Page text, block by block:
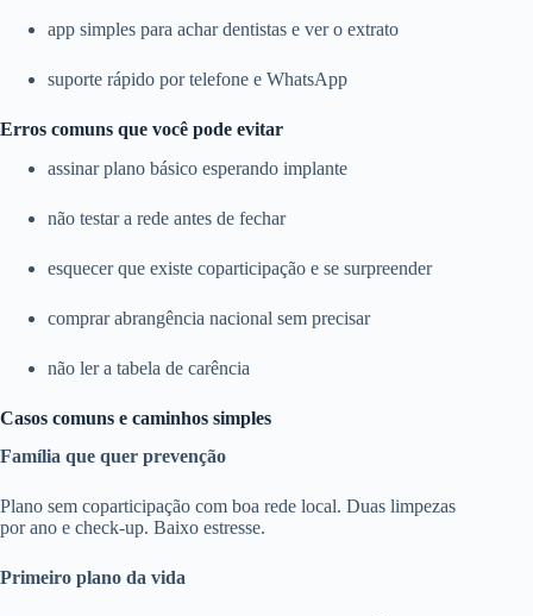
app simples para achar dentistas e ver o extrato
suporte rápido por telefone e WhatsApp
Erros comuns que você pode evitar
assinar plano básico esperando implante
não testar a rede antes de fechar
esquecer que existe coparticipação e se surpreender
comprar abrangência nacional sem precisar
não ler a tabela de carência
Casos comuns e caminhos simples
Família que quer prevenção
Plano sem coparticipação com boa rede local. Duas limpezas
por ano e check-up. Baixo estresse.
Primeiro plano da vida